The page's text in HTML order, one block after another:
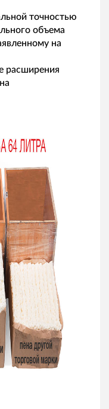
точностью
объема
на
расширения